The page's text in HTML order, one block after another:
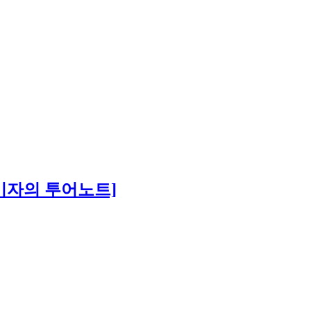
자의 투어노트]